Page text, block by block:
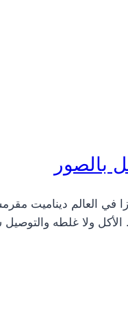
لي ألذ بيتزا في
الأكل ولا غلطه